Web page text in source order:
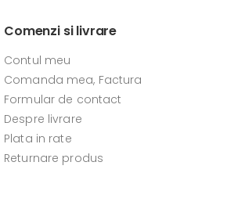
Comenzi si livrare
Contul meu
Comanda mea, Factura
Formular de contact
Despre livrare
Plata in rate
Returnare produs